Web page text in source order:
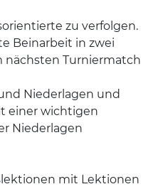
zu verfolgen.
Beinarbeit in zwei
nächsten Turniermatch
Niederlagen und
einer wichtigen
Niederlagen
mit Lektionen